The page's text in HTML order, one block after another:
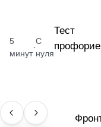
5
минут
·
С
нуля
Тест
ПРОФЕССИЯ